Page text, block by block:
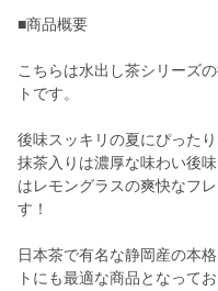
■商品概要
こちらは水出し茶シリーズ
トです。
後味スッキリの夏にぴった
抹茶入りは濃厚な味わい後
はレモングラスの爽快なフ
す！
日本茶で有名な静岡産の本
トにも最適な商品となって